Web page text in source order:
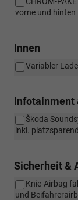
vorne und hinten
Innen
Variabler
Infotainment
Škoda
inkl.
Sicherheit &
Knie-Airbag
und